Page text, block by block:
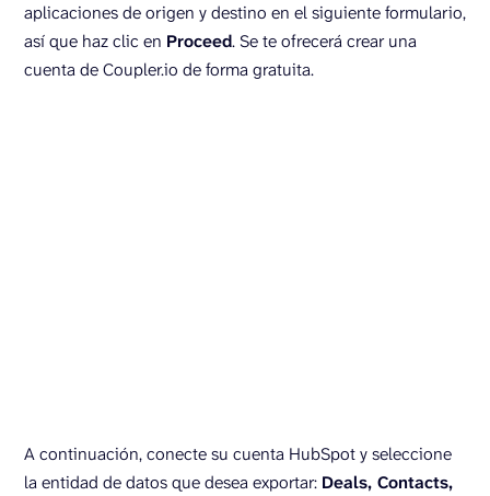
aplicaciones de origen y destino en el siguiente formulario,
así que haz clic en Proceed. Se te ofrecerá crear una
cuenta de Coupler.io de forma gratuita.
A continuación, conecte su cuenta HubSpot y seleccione
la entidad de datos que desea exportar: Deals, Contacts,